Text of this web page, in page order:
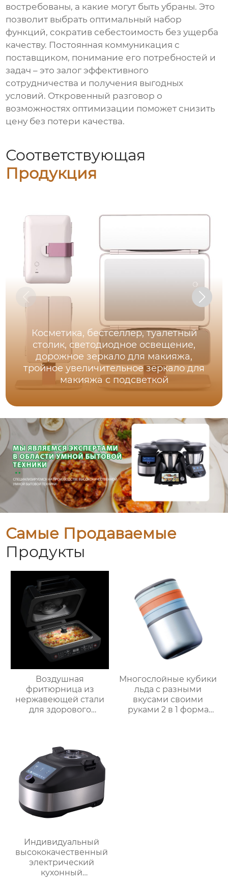
востребованы, а какие могут быть убраны. Это
позволит выбрать оптимальный набор
функций, сократив себестоимость без ущерба
качеству. Постоянная коммуникация с
поставщиком, понимание его потребностей и
задач – это залог эффективного
сотрудничества и получения выгодных
условий. Откровенный разговор о
возможностях оптимизации поможет снизить
цену без потери качества.
Соответствующая
Продукция
Косметика, бестселлер, туалетный
столик, светодиодное освещение,
дорожное зеркало для макияжа,
тройное увеличительное зеркало для
макияжа с подсветкой
Самые Продаваемые
Продукты
Воздушная
фритюрница из
нержавеющей стали
для здорового
электрическая
воздушная
фритюрница Тостер
духовка воздушная
фритюрница
Многослойные кубики
льда с разными
вкусами своими
руками 2 в 1 форма
Индивидуальный
высококачественный
электрический
кухонный